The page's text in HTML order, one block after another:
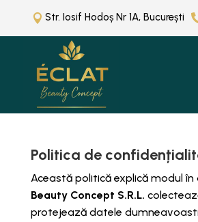
 Str. Iosif Hodoș Nr 1A, București
Politica de
Această politică explică modul în
Beauty Concept S.R.L.
protejează datele